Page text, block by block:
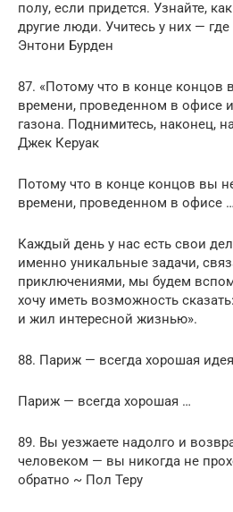
полу, если придется. Узнайте,
другие люди. Учитесь у них —
Энтони Бурден
87. «Потому что в конце концов
времени, проведенном в офисе
газона. Поднимитесь, наконец,
Джек Керуак
Потому что в конце концов вы
времени, проведенном в офисе …
Каждый день у нас есть свои
именно уникальные задачи,
приключениями, мы будем
хочу иметь возможность
и жил интересной жизнью».
88. Париж — всегда хорошая
Париж — всегда хорошая …
89. Вы уезжаете надолго и
человеком — вы никогда не
обратно ~ Пол Теру